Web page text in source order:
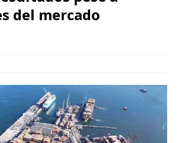
del mercado